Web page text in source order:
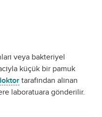
veya bakteriyel
küçük bir pamuk
tarafından alınan
laboratuara gönderilir.